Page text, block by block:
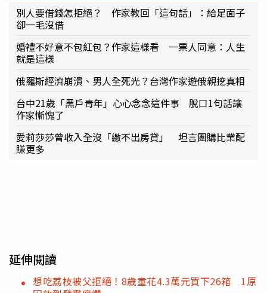
別人要借錢怎拒絕？ 作家教回「這句話」：給足面子
卻一毛沒借
婚禮不好意不包紅包？作家這樣看 一票人同意：人生
就是這樣
俄羅斯經濟崩潰、男人全死光？台灣作家遊俄親挖真相
台中21歲「黑戶青年」心心念念這件事 脫口1句話讓
作家慚愧了
愛莉莎莎曾收入全沒「繳不出房貸」 坦言團購比業配
賺更多
延伸閱讀
想吃荔枝被父拒絕！8歲童花4.3萬元買下26箱 1原